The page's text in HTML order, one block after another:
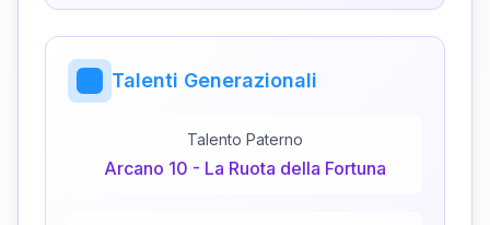
Talenti Generazionali
Talento Paterno
Arcano 10 - La Ruota della Fortuna